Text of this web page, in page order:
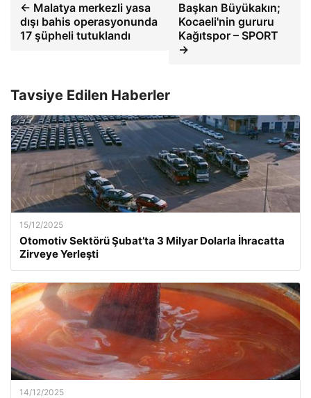
← Malatya merkezli yasa
dışı bahis operasyonunda
17 şüpheli tutuklandı
Başkan Büyükakın;
Kocaeli'nin gururu
Kağıtspor – SPORT
→
Tavsiye Edilen Haberler
15/12/2025
Otomotiv Sektörü Şubat’ta 3 Milyar Dolarla İhracatta
Zirveye Yerleşti
14/12/2025